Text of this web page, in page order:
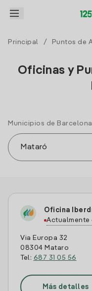
Principal / Puntos de
Oficinas y
Municipios de Barcelona
Oficina
Actualmente
Via Europa 32
08304 Mataro
Tel: 687 31 05 56
Más detalles